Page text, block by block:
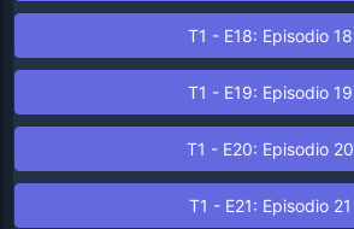
T1 - E18: Episodio 18
T1 - E19: Episodio 19
T1 - E20: Episodio 20
T1 - E21: Episodio 21